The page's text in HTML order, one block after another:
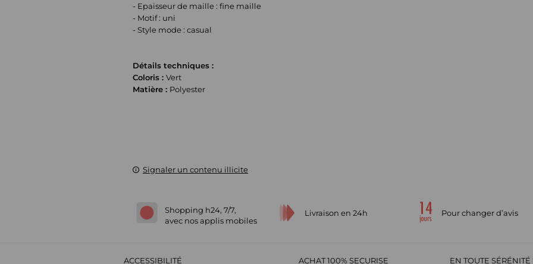
- Epaisseur de maille : fine maille
- Motif : uni
- Style mode : casual
Détails techniques :
Coloris :Vert
Matière : Polyester
Signaler un contenu illicite
Shopping h24, 7/7,
avec nos applis mobiles
Livraison en 24h Pour changer d’avis
ACCESSIBILITÉ ACHAT 100% SECURISE EN TOUTE SÉRÉNITÉ